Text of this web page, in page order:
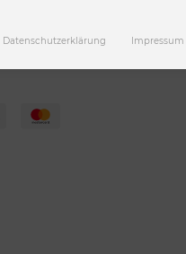
Datenschutzerklärung Impressum